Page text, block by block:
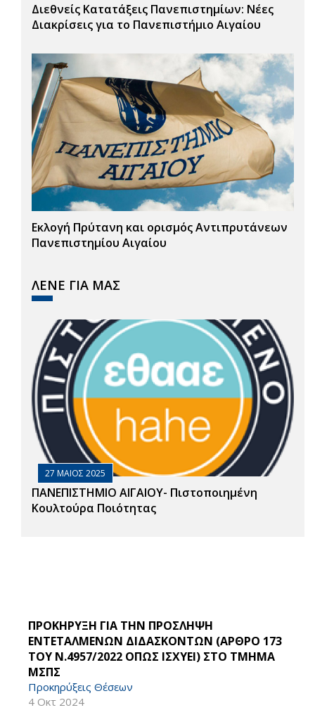
Διεθνείς Κατατάξεις Πανεπιστημίων: Νέες
Διακρίσεις για το Πανεπιστήμιο Αιγαίου
Εκλογή Πρύτανη και ορισμός Αντιπρυτάνεων
Πανεπιστημίου Αιγαίου
ΛΕΝΕ ΓΙΑ ΜΑΣ
27 ΜΑΙΟΣ 2025
ΠΑΝΕΠΙΣΤΗΜΙΟ ΑΙΓΑΙΟΥ- Πιστοποιημένη
Κουλτούρα Ποιότητας
ΠΡΟΚΗΡΥΞΗ ΓΙΑ ΤΗΝ ΠΡΟΣΛΗΨΗ
ΕΝΤΕΤΑΛΜΕΝΩΝ ΔΙΔΑΣΚΟΝΤΩΝ (ΑΡΘΡΟ 173
ΤΟΥ Ν.4957/2022 ΟΠΩΣ ΙΣΧΥΕΙ) ΣΤΟ ΤΜΗΜΑ
ΜΣΠΣ
Προκηρύξεις Θέσεων
4 Οκτ 2024